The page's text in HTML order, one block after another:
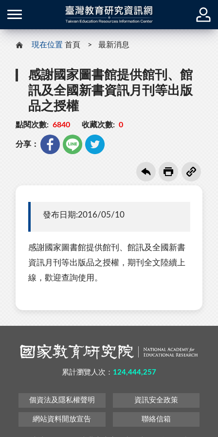
現在位置 首頁 最新消息
感謝國家圖書館提供館刊、館
訊及全國新書資訊月刊等出版
品之授權
點閱次數: 6840 收藏次數: 0
分享：
發布日期:2016/05/10
感謝國家圖書館提供館刊、館訊及全國新書
資訊月刊等出版品之授權，期刊全文陸續上
線，歡迎查詢使用。
累計瀏覽人次： 124,444,257
個資法及隱私權聲明 資訊安全政策
網站資料開放宣告 聯絡信箱